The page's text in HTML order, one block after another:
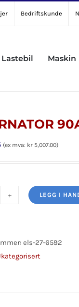
Bedriftskunde
Lastebil Maskin
(ex mva: kr 5,007.00)
LEGG I
els-27-6592